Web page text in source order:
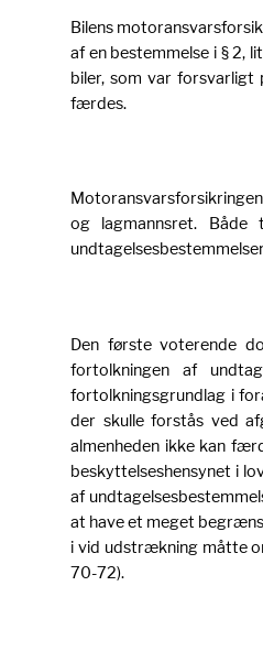
Bilens
af en bestemmelse i § 2,
biler, som var forsvarligt
færdes.
og lagmannsret.
Den første voterende
fortolkningen af
fortolkningsgrundlag i
der skulle forstås ved
almenheden ikke kan
beskyttelseshensynet i
af
at have et meget
i vid udstrækning måtte
70-72).